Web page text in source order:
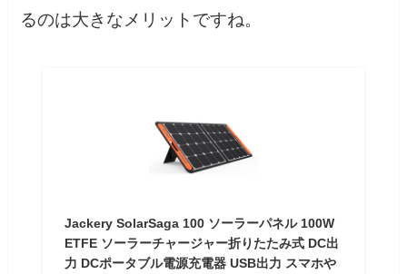
るのは大きなメリットですね。
Jackery SolarSaga 100 ソーラーパネル 100W
ETFE ソーラーチャージャー折りたたみ式 DC出
力 DCポータブル電源充電器 USB出力 スマホや